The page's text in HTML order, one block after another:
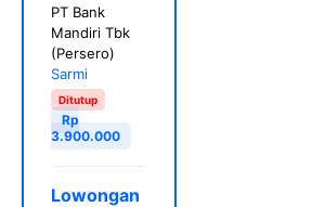
PT Bank
Mandiri Tbk
(Persero)
Sarmi
Ditutup
Rp
3.900.000
Lowongan